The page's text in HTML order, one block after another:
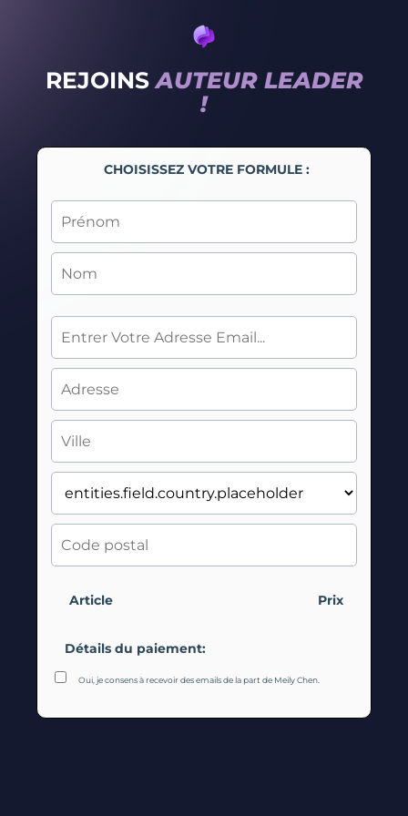
REJOINSAUTEUR LEADER
!
CHOISISSEZ VOTRE FORMULE :
Article Prix
Détails du paiement:
Oui, je consens à recevoir des emails de la part de Meily Chen.